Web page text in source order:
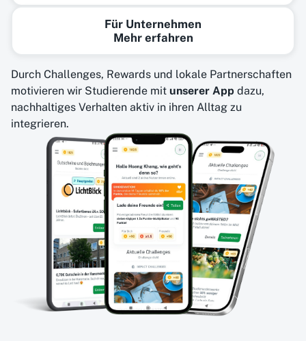
Für Unternehmen
Mehr erfahren
Durch Challenges, Rewards und lokale Partnerschaften
motivieren wir Studierende mit unserer App dazu,
nachhaltiges Verhalten aktiv in ihren Alltag zu
integrieren.